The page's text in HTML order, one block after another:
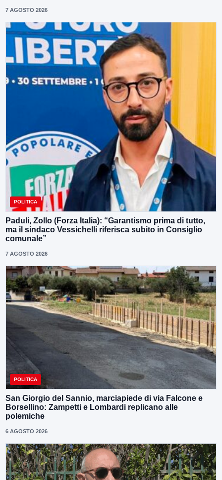
7 AGOSTO 2026
POLITICA
Paduli, Zollo (Forza Italia): “Garantismo prima di tutto,
ma il sindaco Vessichelli riferisca subito in Consiglio
comunale”
7 AGOSTO 2026
POLITICA
San Giorgio del Sannio, marciapiede di via Falcone e
Borsellino: Zampetti e Lombardi replicano alle
polemiche
6 AGOSTO 2026